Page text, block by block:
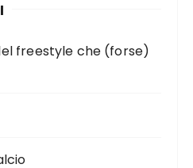
freestyle che (forse)